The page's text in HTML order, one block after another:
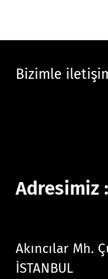
Bizimle
Adresimiz :
Akıncılar Mh.
İSTANBUL